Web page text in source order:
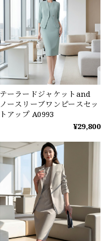
テーラードジャケットand
ノースリーブワンピースセッ
トアップ A0993
¥29,800